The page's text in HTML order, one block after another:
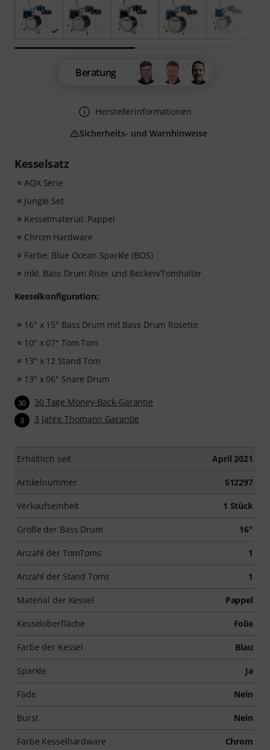
Kesselsatz
AQX Serie
Jungle Set
Kesselmaterial: Pappel
Chrom Hardware
Farbe: Blue Ocean Sparkle (BOS)
inkl. Bass Drum Riser und Becken/Tomhalter
Kesselkonfiguration:
16" x 15" Bass Drum mit Bass Drum Rosette
10" x 07" Tom Tom
13" x 12 Stand Tom
13" x 06" Snare Drum
30 30 Tage Money-Back-Garantie
3 3 Jahre Thomann Garantie
Erhältlich seit April 2021
Artikelnummer 512297
Verkaufseinheit 1 Stück
Größe der Bass Drum 16"
Anzahl der TomToms 1
Anzahl der Stand Toms 1
Material der Kessel Pappel
Kesseloberfläche Folie
Farbe der Kessel Blau
Sparkle Ja
Fade Nein
Burst Nein
Farbe Kesselhardware Chrom
Beratung
Herstellerinformationen
Sicherheits- und Warnhinweise